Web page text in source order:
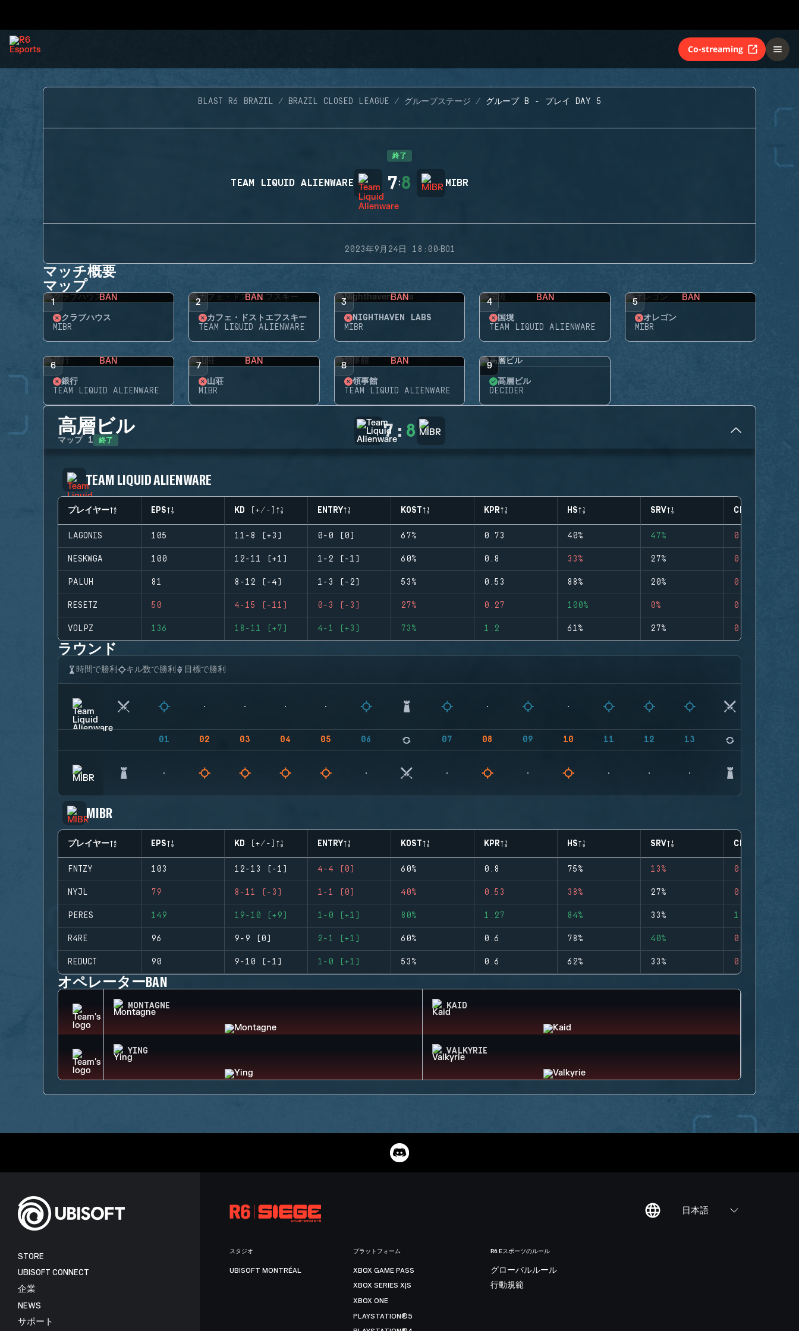
Co-streaming
BLAST R6 BRAZIL BRAZIL CLOSED LEAGUE グループステージ グループ B - プレイ DAY 5
終了
TEAM LIQUID ALIENWARE 7:8 MIBR
2023年9月24日 18:00·BO1
マッチ概要
マップ
1 BAN
クラブハウス
MIBR
2 BAN
カフェ・ドストエフスキー
TEAM LIQUID ALIENWARE
3 BAN
NIGHTHAVEN LABS
MIBR
4 BAN
国境
TEAM LIQUID ALIENWARE
5 BAN
オレゴン
MIBR
6 BAN
銀行
TEAM LIQUID ALIENWARE
7 BAN
山荘
MIBR
8 BAN
領事館
TEAM LIQUID ALIENWARE
9
高層ビル
DECIDER
高層ビル
マップ 1 終了 7 : 8
TEAM LIQUID ALIENWARE
プレイヤー EPS KD (+/-) ENTRY KOST KPR HS SRV CLUTCHES
LAGONIS 105 11-8 (+3) 0-0 (0) 67% 0.73 40% 47% 0
NESKWGA 100 12-11 (+1) 1-2 (-1) 60% 0.8 33% 27% 0
PALUH 81 8-12 (-4) 1-3 (-2) 53% 0.53 88% 20% 0
RESETZ 50 4-15 (-11) 0-3 (-3) 27% 0.27 100% 0% 0
VOLPZ 136 18-11 (+7) 4-1 (+3) 73% 1.2 61% 27% 0
ラウンド
時間で勝利 キル数で勝利 目標で勝利
01 02 03 04 05 06 07 08 09 10 11 12 13
MIBR
プレイヤー EPS KD (+/-) ENTRY KOST KPR HS SRV CLUTCHES
FNTZY 103 12-13 (-1) 4-4 (0) 60% 0.8 75% 13% 0
NYJL 79 8-11 (-3) 1-1 (0) 40% 0.53 38% 27% 0
PERES 149 19-10 (+9) 1-0 (+1) 80% 1.27 84% 33% 1
R4RE 96 9-9 (0) 2-1 (+1) 60% 0.6 78% 40% 0
REDUCT 90 9-10 (-1) 1-0 (+1) 53% 0.6 62% 33% 0
オペレーターBAN
MONTAGNE KAID
YING VALKYRIE
日本語
STORE
UBISOFT CONNECT
企業
NEWS
サポート
スタジオ
UBISOFT MONTRÉAL
プラットフォーム
XBOX GAME PASS
XBOX SERIES X|S
XBOX ONE
PLAYSTATION®5
R6 Eスポーツのルール
グローバルルール
行動規範